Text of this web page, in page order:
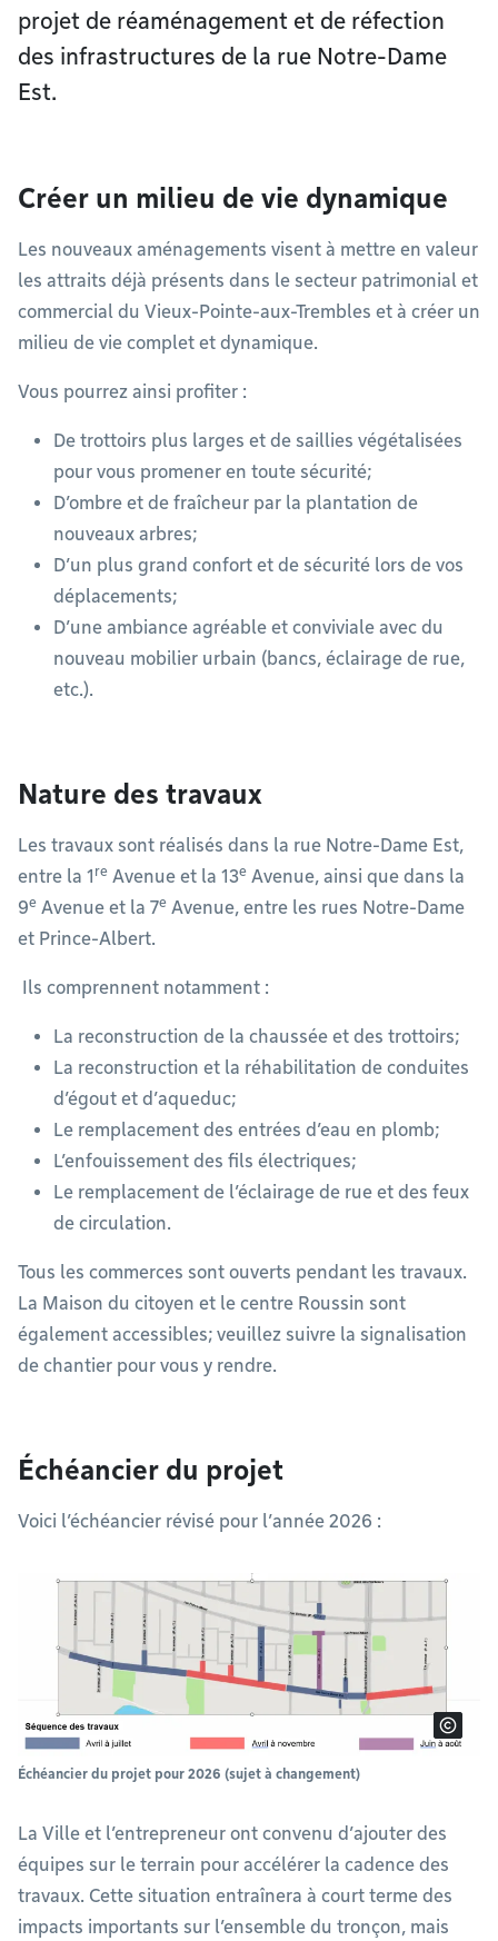
projet de réaménagement et de réfection
des infrastructures de la rue Notre-Dame
Est.
Créer un milieu de vie dynamique
Les nouveaux aménagements visent à mettre en valeur
les attraits déjà présents dans le secteur patrimonial et
commercial du Vieux-Pointe-aux-Trembles et à créer un
milieu de vie complet et dynamique.
Vous pourrez ainsi profiter :
De trottoirs plus larges et de saillies végétalisées
pour vous promener en toute sécurité;
D’ombre et de fraîcheur par la plantation de
nouveaux arbres;
D’un plus grand confort et de sécurité lors de vos
déplacements;
D’une ambiance agréable et conviviale avec du
nouveau mobilier urbain (bancs, éclairage de rue,
etc.).
Nature des travaux
Les travaux sont réalisés dans la rue Notre-Dame Est,
entre la 1 re Avenue et la 13e Avenue, ainsi que dans la
9e Avenue et la 7e Avenue, entre les rues Notre-Dame
et Prince-Albert.
Ils comprennent notamment :
La reconstruction de la chaussée et des trottoirs;
La reconstruction et la réhabilitation de conduites
d’égout et d’aqueduc;
Le remplacement des entrées d’eau en plomb;
L’enfouissement des fils électriques;
Le remplacement de l’éclairage de rue et des feux
de circulation.
Tous les commerces sont ouverts pendant les travaux.
La Maison du citoyen et le centre Roussin sont
également accessibles; veuillez suivre la signalisation
de chantier pour vous y rendre.
Échéancier du projet
Voici l’échéancier révisé pour l’année 2026 :
Échéancier du projet pour 2026 (sujet à changement)
La Ville et l’entrepreneur ont convenu d’ajouter des
équipes sur le terrain pour accélérer la cadence des
travaux. Cette situation entraînera à court terme des
impacts importants sur l’ensemble du tronçon, mais